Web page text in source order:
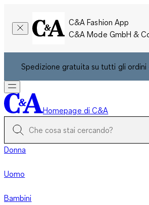
C&A Fashion App
C&A Mode GmbH &
Spedizione gratuita su tutti gli
Homepage di C&A
Donna
Uomo
Bambini